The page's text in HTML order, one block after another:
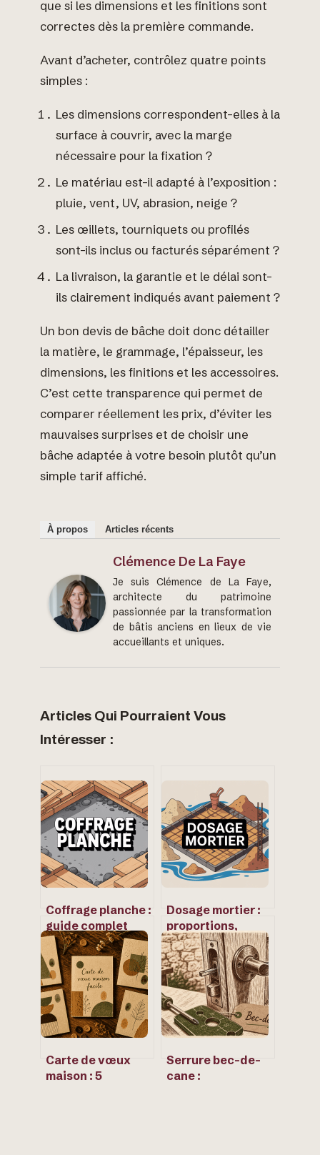
que si les dimensions et les finitions sont
correctes dès la première commande.
Avant d’acheter, contrôlez quatre points
simples :
Les dimensions correspondent-elles à la
surface à couvrir, avec la marge
nécessaire pour la fixation ?
Le matériau est-il adapté à l’exposition :
pluie, vent, UV, abrasion, neige ?
Les œillets, tourniquets ou profilés
sont-ils inclus ou facturés séparément ?
La livraison, la garantie et le délai sont-
ils clairement indiqués avant paiement ?
Un bon devis de bâche doit donc détailler
la matière, le grammage, l’épaisseur, les
dimensions, les finitions et les accessoires.
C’est cette transparence qui permet de
comparer réellement les prix, d’éviter les
mauvaises surprises et de choisir une
bâche adaptée à votre besoin plutôt qu’un
simple tarif affiché.
À propos Articles récents
Clémence De La Faye
Je suis Clémence de La Faye,
architecte du patrimoine
passionnée par la transformation
de bâtis anciens en lieux de vie
accueillants et uniques.
Articles Qui Pourraient Vous
Intéresser :
Coffrage planche :
guide complet
pour des travaux
propres et
durables
Dosage mortier :
proportions,
méthodes et
conseils pour ne
plus se tromper
Carte de vœux
maison : 5
Serrure bec-de-
cane :